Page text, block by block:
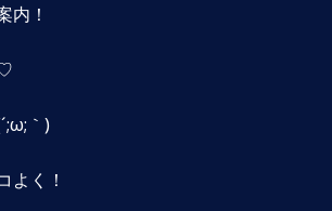
内！
｀)
よく！